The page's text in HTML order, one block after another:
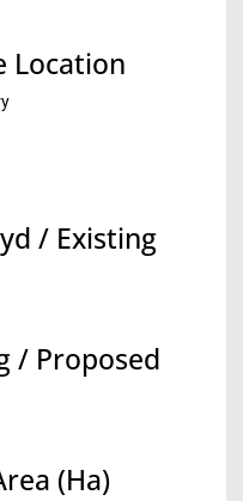
Location
/ Existing
/ Proposed
(Ha)